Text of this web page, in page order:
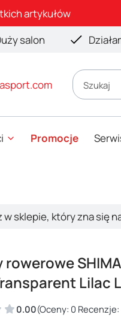
artykułów
salon
Promocje
w sklepie, który zna się
Lilac
0.00(Oceny: 0 Recenzje: